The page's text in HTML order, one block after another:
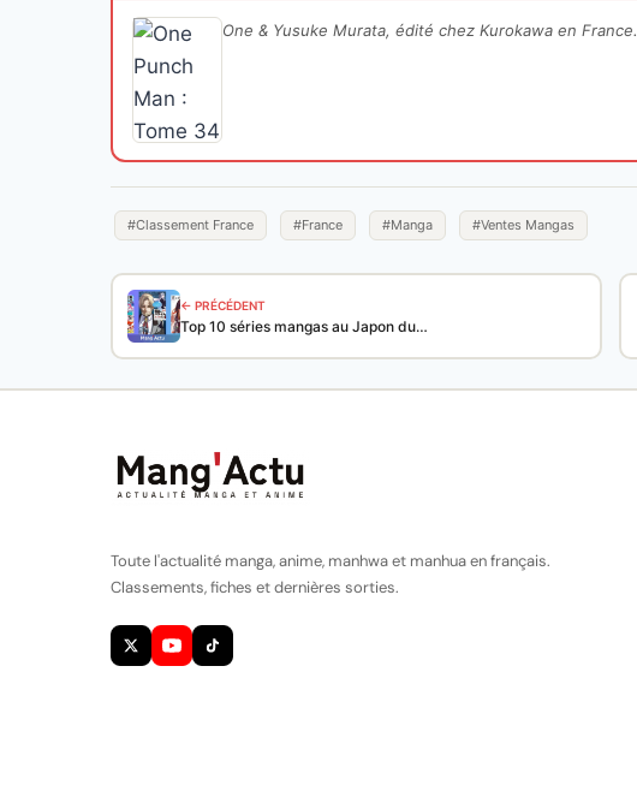
One & Yusuke Murata, édité chez Kurokawa en France.
#Classement France #France #Manga #Ventes Mangas
← PRÉCÉDENT
Top 10 séries mangas au Japon du…
Toute l'actualité manga, anime, manhwa et manhua en français.
Classements, fiches et dernières sorties.